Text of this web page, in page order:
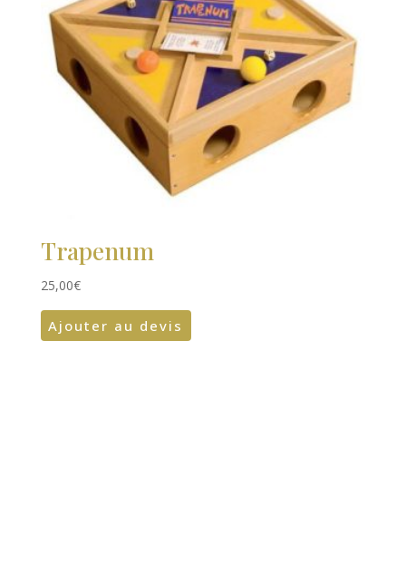
Trapenum
25,00€
Ajouter au devis